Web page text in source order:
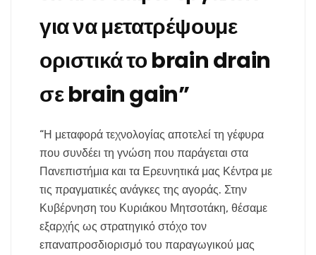
για να μετατρέψουμε
οριστικά το brain drain
σε brain gain”
“Η μεταφορά τεχνολογίας αποτελεί τη γέφυρα
που συνδέει τη γνώση που παράγεται στα
Πανεπιστήμια και τα Ερευνητικά μας Κέντρα με
τις πραγματικές ανάγκες της αγοράς. Στην
Κυβέρνηση του Κυριάκου Μητσοτάκη, θέσαμε
εξαρχής ως στρατηγικό στόχο τον
επαναπροσδιορισμό του παραγωγικού μας